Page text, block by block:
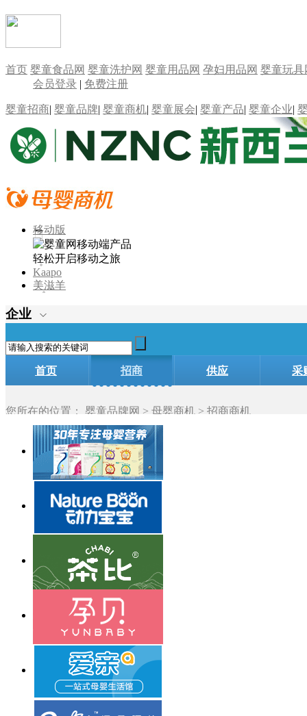
首页 婴童食品网 婴童洗护网 婴童用品网 孕妇用品网 婴童玩具
会员登录 | 免费注册
婴童招商| 婴童品牌| 婴童商机| 婴童展会| 婴童产品| 婴童企业|
移动版
轻松开启移动之旅
Kaapo
美滋羊
企业
首页 招商 供应 采
您所在的位置： 婴童品牌网 > 母婴商机 > 招商商机